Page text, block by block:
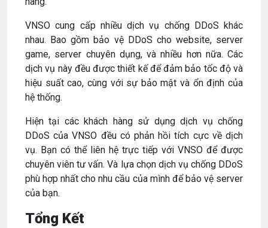
VNSO cung cấp nhiều dịch vụ chống DDoS khác
nhau. Bao gồm bảo vệ DDoS cho website, server
game, server chuyên dụng, và nhiều hơn nữa. Các
dịch vụ này đều được thiết kế để đảm bảo tốc độ và
hiệu suất cao, cùng với sự bảo mật và ổn định của
hệ thống.
Hiện tại các khách hàng sử dụng dịch vụ chống
DDoS của VNSO đều có phản hồi tích cực về dịch
vụ. Bạn có thể liên hệ trực tiếp với VNSO để được
chuyên viên tư vấn. Và lựa chọn dịch vụ chống DDoS
phù hợp nhất cho nhu cầu của mình để bảo vệ server
của bạn.
Tổng Kết